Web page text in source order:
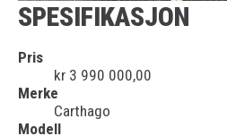
SPESIFIKASJON
Pris
kr 3 990 000,00
Merke
Carthago
Modell